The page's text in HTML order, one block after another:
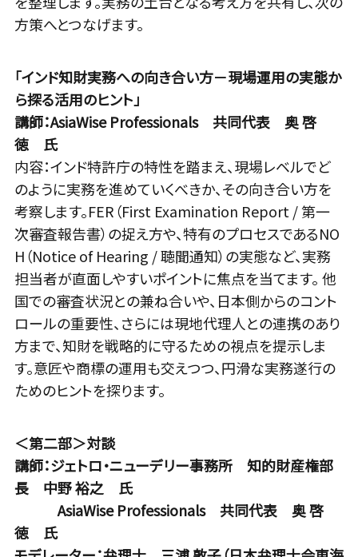
方策へとつなげます。
「インド知財実務への向き合い方－現場運用の実態か
ら探る活用のヒント」
講師：AsiaWise Professionals 共同代表 奥 啓
徳 氏
内容：インド特許庁の特性を踏まえ、現場レベルでど
のように実務を進めていくべきか、その向き合い方を
考察します。FER（First Examination Report / 第一
次審査報告書）の捉え方や、特有のプロセスであるNO
H（Notice of Hearing / 聴聞通知）の実態など、実務
担当者が直面しやすいポイントに焦点を当てます。 他
国での審査状況との兼ね合いや、日本側からのコント
ロールの重要性、さらには現地代理人との連携のあり
方まで、知財を戦略的に守るための視点を提示しま
す。意匠や商標の運用も交えつつ、円滑な実務遂行の
ためのヒントを探ります。
＜第二部＞対談
講師：ジェトロ・ニューデリー事務所 知的財産権部
長 中野 裕之 氏
AsiaWise Professionals 共同代表 奥 啓
徳 氏